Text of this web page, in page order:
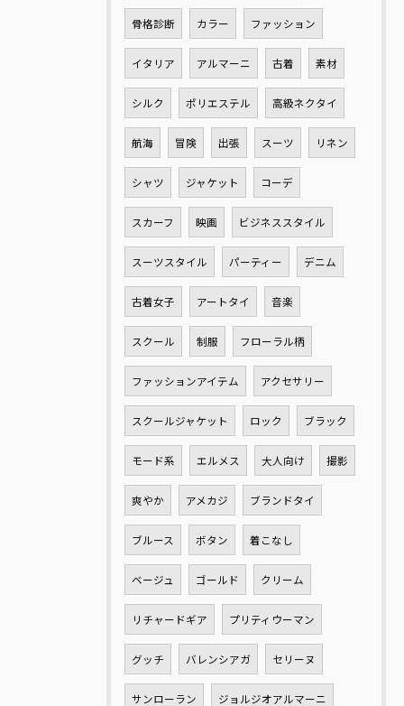
骨格診断 カラー ファッション
イタリア アルマーニ 古着 素材
シルク ポリエステル 高級ネクタイ
航海 冒険 出張 スーツ リネン
シャツ ジャケット コーデ
スカーフ 映画 ビジネススタイル
スーツスタイル パーティー デニム
古着女子 アートタイ 音楽
スクール 制服 フローラル柄
ファッションアイテム アクセサリー
スクールジャケット ロック ブラック
モード系 エルメス 大人向け 撮影
爽やか アメカジ ブランドタイ
ブルース ボタン 着こなし
ベージュ ゴールド クリーム
リチャードギア プリティウーマン
グッチ バレンシアガ セリーヌ
サンローラン ジョルジオアルマーニ